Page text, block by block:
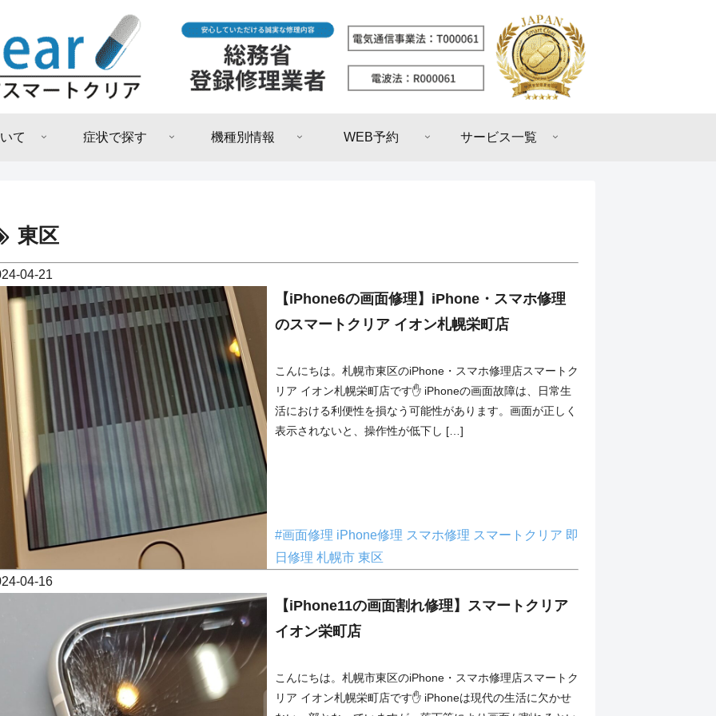
て 症状で探す 機種別情報 WEB予約 サービス一覧
東区
04-21
【iPhone6の画面修理】iPhone・スマホ修理
のスマートクリア イオン札幌栄町店
こんにちは。札幌市東区のiPhone・スマホ修理店スマートク
リア イオン札幌栄町店です✋ iPhoneの画面故障は、日常生
活における利便性を損なう可能性があります。画面が正しく
表示されないと、操作性が低下し […]
#画面修理 iPhone修理 スマホ修理 スマートクリア 即
日修理 札幌市 東区
04-16
【iPhone11の画面割れ修理】スマートクリア
イオン栄町店
こんにちは。札幌市東区のiPhone・スマホ修理店スマートク
リア イオン札幌栄町店です✋ iPhoneは現代の生活に欠かせ